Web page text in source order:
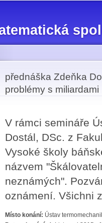
přednáška Zdeňka
problémy s
V rámci semináře
Dostál, DSc. z
Vysoké školy
názvem
neznámých".
oznámení. Všichni
Místo konání: Ústav